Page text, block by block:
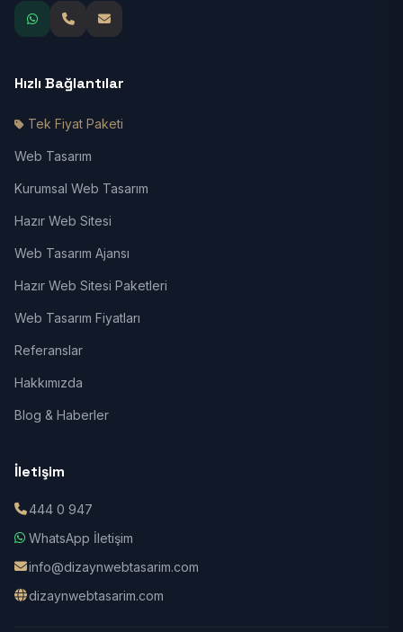
Hızlı Bağlantılar
Tek Fiyat Paketi
Web Tasarım
Kurumsal Web Tasarım
Hazır Web Sitesi
Web Tasarım Ajansı
Hazır Web Sitesi Paketleri
Web Tasarım Fiyatları
Referanslar
Hakkımızda
Blog & Haberler
İletişim
444 0 947
WhatsApp İletişim
info@dizaynwebtasarim.com
dizaynwebtasarim.com